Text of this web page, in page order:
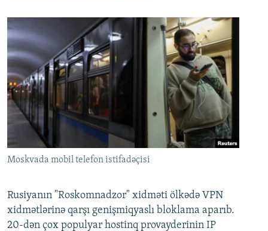
Moskvada mobil telefon istifadəçisi
Rusiyanın "Roskomnadzor" xidməti ölkədə VPN
xidmətlərinə qarşı genişmiqyaslı bloklama aparıb.
20-dən çox populyar hostinq provayderinin IP